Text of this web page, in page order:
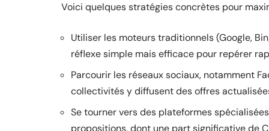
Voici quelques stratégies concrètes pour
Utiliser les moteurs traditionnels (Google,
réflexe simple mais efficace pour repérer
Parcourir les réseaux sociaux, notamment
collectivités y diffusent des offres
Se tourner vers des plateformes
propositions, dont une part significative de